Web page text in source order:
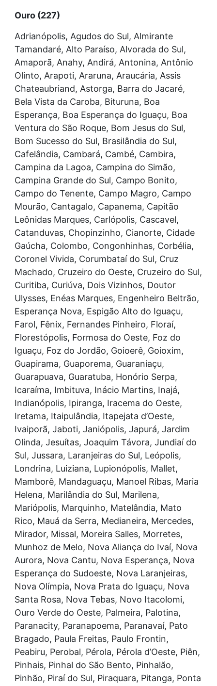
Ouro (227)
Adrianópolis, Agudos do Sul, Almirante
Tamandaré, Alto Paraíso, Alvorada do Sul,
Amaporã, Anahy, Andirá, Antonina, Antônio
Olinto, Arapoti, Araruna, Araucária, Assis
Chateaubriand, Astorga, Barra do Jacaré,
Bela Vista da Caroba, Bituruna, Boa
Esperança, Boa Esperança do Iguaçu, Boa
Ventura do São Roque, Bom Jesus do Sul,
Bom Sucesso do Sul, Brasilândia do Sul,
Cafelândia, Cambará, Cambé, Cambira,
Campina da Lagoa, Campina do Simão,
Campina Grande do Sul, Campo Bonito,
Campo do Tenente, Campo Magro, Campo
Mourão, Cantagalo, Capanema, Capitão
Leônidas Marques, Carlópolis, Cascavel,
Catanduvas, Chopinzinho, Cianorte, Cidade
Gaúcha, Colombo, Congonhinhas, Corbélia,
Coronel Vivida, Corumbataí do Sul, Cruz
Machado, Cruzeiro do Oeste, Cruzeiro do Sul,
Curitiba, Curiúva, Dois Vizinhos, Doutor
Ulysses, Enéas Marques, Engenheiro Beltrão,
Esperança Nova, Espigão Alto do Iguaçu,
Farol, Fênix, Fernandes Pinheiro, Floraí,
Florestópolis, Formosa do Oeste, Foz do
Iguaçu, Foz do Jordão, Goioerê, Goioxim,
Guapirama, Guaporema, Guaraniaçu,
Guarapuava, Guaratuba, Honório Serpa,
Icaraíma, Imbituva, Inácio Martins, Inajá,
Indianópolis, Ipiranga, Iracema do Oeste,
Iretama, Itaipulândia, Itapejata d’Oeste,
Ivaiporã, Jaboti, Janiópolis, Japurá, Jardim
Olinda, Jesuítas, Joaquim Távora, Jundiaí do
Sul, Jussara, Laranjeiras do Sul, Leópolis,
Londrina, Luiziana, Lupionópolis, Mallet,
Mamborê, Mandaguaçu, Manoel Ribas, Maria
Helena, Marilândia do Sul, Marilena,
Mariópolis, Marquinho, Matelândia, Mato
Rico, Mauá da Serra, Medianeira, Mercedes,
Mirador, Missal, Moreira Salles, Morretes,
Munhoz de Melo, Nova Aliança do Ivaí, Nova
Aurora, Nova Cantu, Nova Esperança, Nova
Esperança do Sudoeste, Nova Laranjeiras,
Nova Olímpia, Nova Prata do Iguaçu, Nova
Santa Rosa, Nova Tebas, Novo Itacolomi,
Ouro Verde do Oeste, Palmeira, Palotina,
Paranacity, Paranapoema, Paranavaí, Pato
Bragado, Paula Freitas, Paulo Frontin,
Peabiru, Perobal, Pérola, Pérola d’Oeste, Piên,
Pinhais, Pinhal do São Bento, Pinhalão,
Pinhão, Piraí do Sul, Piraquara, Pitanga, Ponta